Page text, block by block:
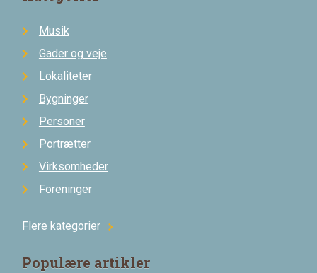
Musik
Gader og veje
Lokaliteter
Bygninger
Personer
Portrætter
Virksomheder
Foreninger
Flere kategorier chevron_right
Populære artikler